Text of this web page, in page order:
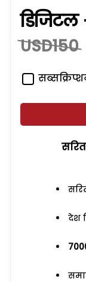
डिजिटल
USD150
देश